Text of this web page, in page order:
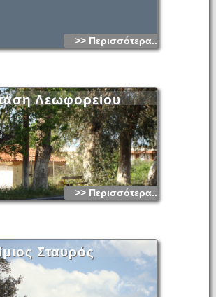
>> Περισσότερα...
Λεωφορείου
>> Περισσότερα...
Σταυρός